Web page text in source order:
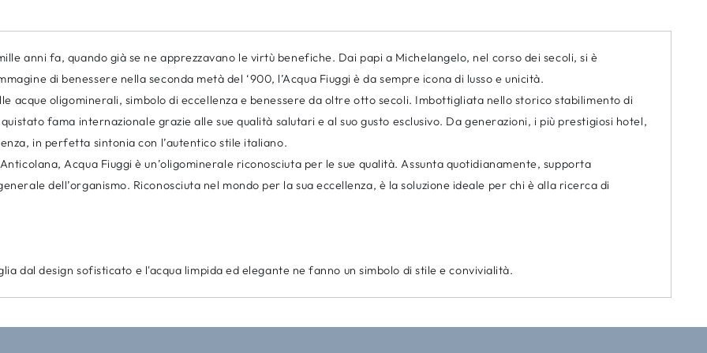
anni fa, quando già se ne apprezzavano le virtù benefiche. Dai papi a Michelangelo, nel corso dei secoli, si è
di benessere nella seconda metà del ‘900, l’Acqua Fiuggi è da sempre icona di lusso e unicità.
acque oligominerali, simbolo di eccellenza e benessere da oltre otto secoli. Imbottigliata nello storico stabilimento di
fama internazionale grazie alle sue qualità salutari e al suo gusto esclusivo. Da generazioni, i più prestigiosi hotel,
in perfetta sintonia con l’autentico stile italiano.
Acqua Fiuggi è un’oligominerale riconosciuta per le sue qualità. Assunta quotidianamente, supporta
dell’organismo. Riconosciuta nel mondo per la sua eccellenza, è la soluzione ideale per chi è alla ricerca di
dal design sofisticato e l'acqua limpida ed elegante ne fanno un simbolo di stile e convivialità.